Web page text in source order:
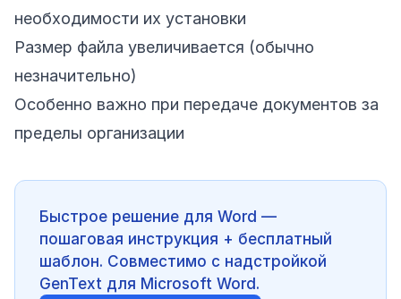
необходимости их установки
Размер файла увеличивается (обычно
незначительно)
Особенно важно при передаче документов за
пределы организации
Быстрое решение для Word —
пошаговая инструкция + бесплатный
шаблон. Совместимо с надстройкой
GenText для Microsoft Word.